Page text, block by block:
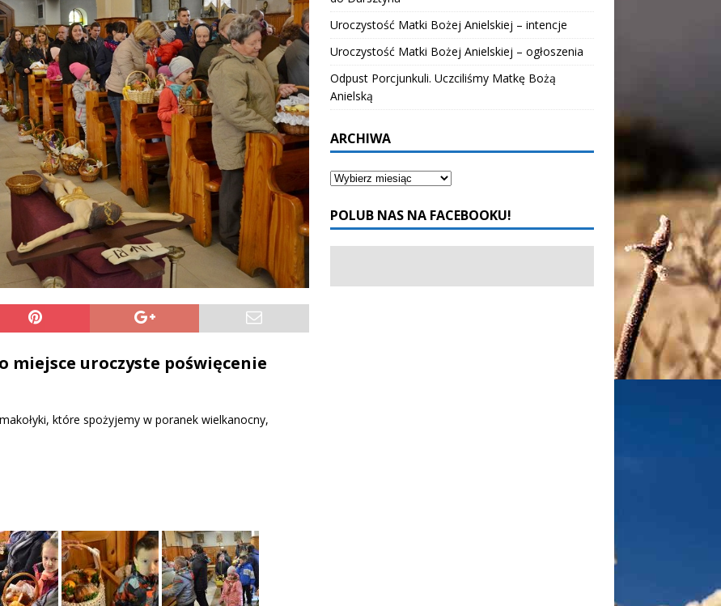
miejsce uroczyste poświęcenie
które spożyjemy w poranek wielkanocny,
Uroczystość Matki Bożej Anielskiej – intencje
Uroczystość Matki Bożej Anielskiej – ogłoszenia
Odpust Porcjunkuli. Uczciliśmy Matkę Bożą
Anielską
ARCHIWA
POLUB NAS NA FACEBOOKU!